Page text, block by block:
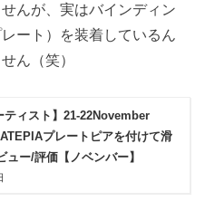
んが、実はバインディン
ート）を装着しているん
ん（笑）
ティスト】21-22November
プレートピアを付けて滑
ュー/評価【ノベンバー】